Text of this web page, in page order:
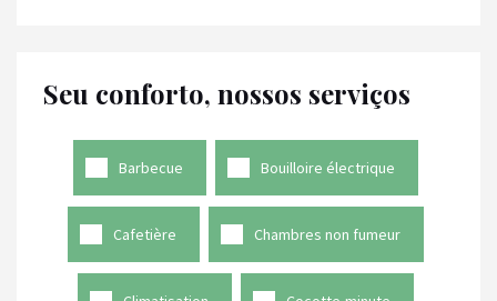
Seu conforto, nossos serviços
Barbecue Bouilloire électrique
Cafetière Chambres non fumeur